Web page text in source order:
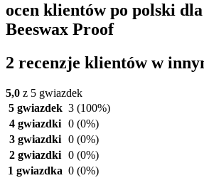
ocen klientów po polski
Beeswax Proof
2 recenzje klientów w
5,0 z 5 gwiazdek
5 gwiazdek 3 (100%)
4 gwiazdki 0 (0%)
3 gwiazdki 0 (0%)
2 gwiazdki 0 (0%)
1 gwiazdka 0 (0%)